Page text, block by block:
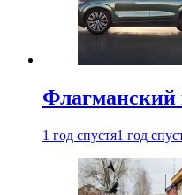
Флагманский
1 год спустя1 год